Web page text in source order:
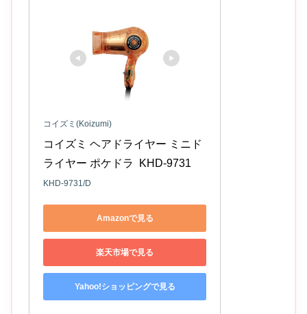
コイズミ(Koizumi)
コイズミ ヘアドライヤー ミニド
ライヤー ポケドラ  KHD-9731
KHD-9731/D
Amazonで見る
楽天市場で見る
Yahoo!ショッピングで見る